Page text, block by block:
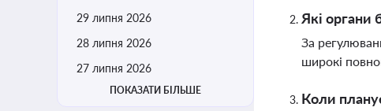
29 липня 2026
28 липня 2026
27 липня 2026
ПОКАЗАТИ БІЛЬШЕ
Які органи
За
широкі
Коли